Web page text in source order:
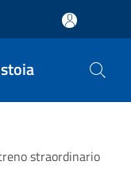
straordinario